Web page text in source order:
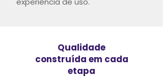
Qualidade
construída em cada
etapa